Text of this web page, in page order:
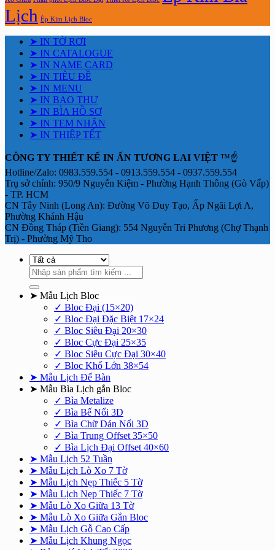
Lịch Ép Kim Lịch Bloc
➤ IN TỜ RƠI
➤ IN CATALOGUE
➤ IN NAME CARD
➤ IN TIÊU ĐỀ
➤ IN MENU
➤ IN BAO THƯ
➤ IN BÌA HỒ SƠ
➤ IN TEM NHÃN
➤ IN THIỆP TẾT
CÔNG TY THIẾT KẾ IN ẤN TƯƠNG LAI VIỆT ™☝️
Hotline/Zalo: 0983.559.554 - 0913.559.554 - 0937.559.554
Trụ sở chính: 950/9 Nguyễn Kiệm - Phường Hạnh Thông (Gò Vấp)
- TP. HCM
CN Tây Ninh (Long An): Đường Võ Duy Tạo, Ấp Ngãi Lợi A,
Phường Khánh Hậu
CN Đồng Tháp (Tiền Giang): 554 Nguyễn Tri Phương (Chợ Thạnh
Trị) - Phường Mỹ Tho
Tìm
kiếm:
➤ Mẫu Lịch Bloc
✓ Bloc Đại (15×20)
✓ Bloc Đại Đặc Biệt 17×24
✓ Bloc Siêu Đại 20×30
✓ Bloc Cực Đại 25×35
✓ Bloc Siêu Cực Đại 30×40
✓ Bloc Khổ Lớn 38×54
➤ Mẫu Lịch Để Bàn
➤ Mẫu Bìa Lịch gắn Bloc
✓ Bìa Metalize
✓ Bìa Bế Nổi 3D
✓ Bìa Chữ Dán Nổi 3D
✓ Bìa Trung Offset 35×50
✓ Bìa Lịch Đại Offset 40×60
➤ Mẫu Lịch 52 Tuần
➤ Mẫu Lịch Lò Xo 7 Tờ
➤ Mẫu Lịch Nẹp Thiếc 5 Tờ
➤ Mẫu Lịch Nẹp Thiếc 7 Tờ
➤ Mẫu Lò Xo Giữa 13 Tờ
➤ Mẫu Lò Xo Giữa Gắn Bloc
➤ Mẫu Lịch Gỗ Cao Cấp
➤ Mẫu Lịch Khung Ngọc